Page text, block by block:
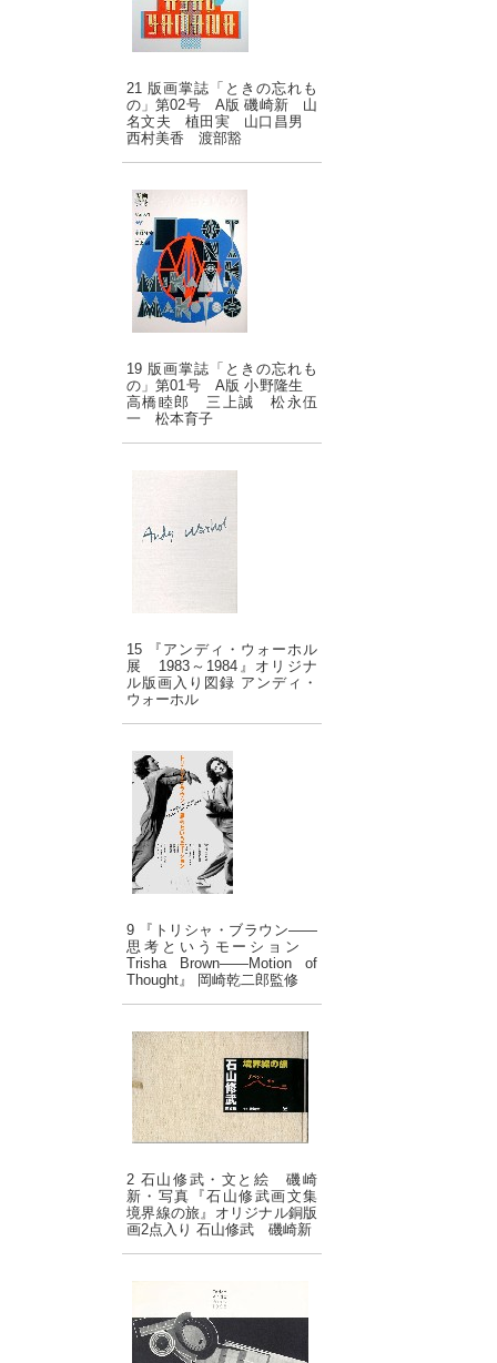
21 版画掌誌「ときの忘れも
の」第02号 A版 磯崎新 山
名文夫 植田実 山口昌男
西村美香 渡部豁
19 版画掌誌「ときの忘れも
の」第01号 A版 小野隆生
高橋睦郎 三上誠 松永伍
一 松本育子
15 『アンディ・ウォーホル
展 1983～1984』オリジナ
ル版画入り図録 アンディ・
ウォーホル
9 『トリシャ・ブラウン――
思考というモーション
Trisha Brown――Motion of
Thought』 岡崎乾二郎監修
2 石山修武・文と絵 磯崎
新・写真『石山修武画文集
境界線の旅』オリジナル銅版
画2点入り 石山修武 磯崎新